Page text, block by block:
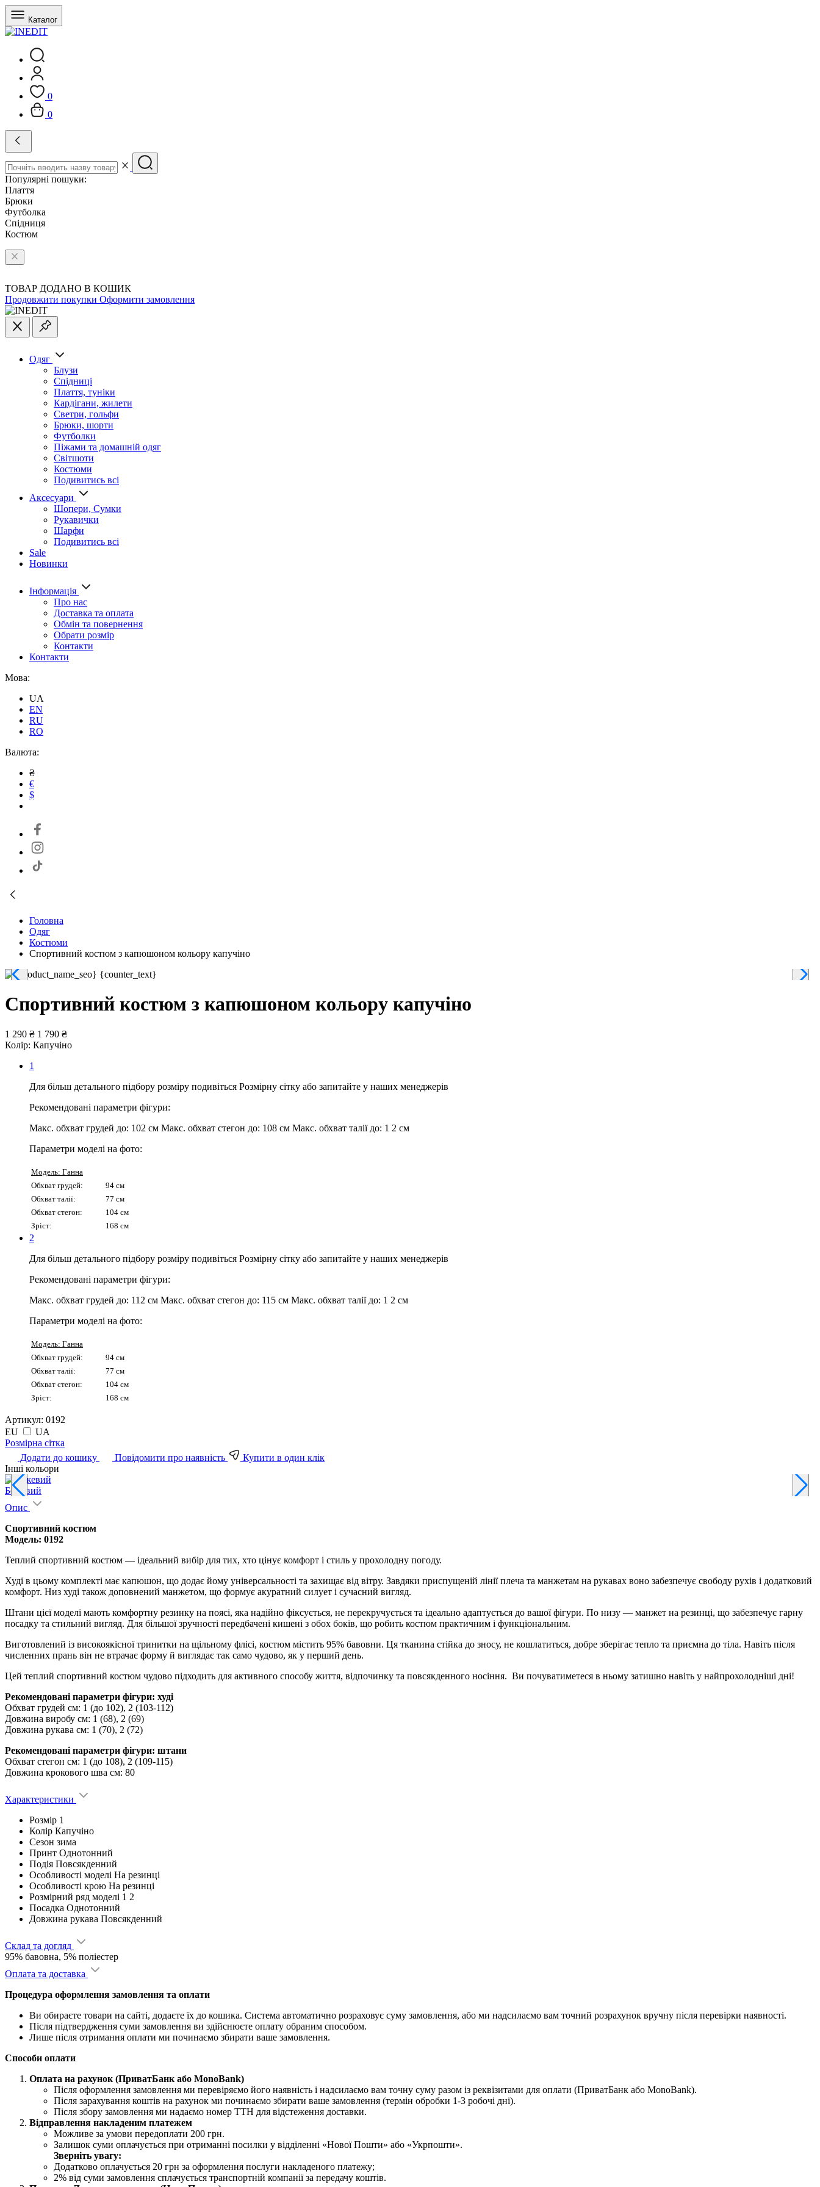
Каталог
0
0
Популярні пошуки:
Плаття
Брюки
Футболка
Спідниця
Костюм
ТОВАР ДОДАНО В КОШИК
Продовжити покупки Оформити замовлення
Одяг
Блузи
Спідниці
Плаття, туніки
Кардігани, жилети
Светри, гольфи
Брюки, шорти
Футболки
Піжами та домашній одяг
Світшоти
Костюми
Подивитись всі
Аксесуари
Шопери, Сумки
Рукавички
Шарфи
Подивитись всі
Sale
Новинки
Інформація
Про нас
Доставка та оплата
Обмін та повернення
Обрати розмір
Контакти
Контакти
Мова:
UA
EN
RU
RO
Валюта:
₴
€
$
Головна
Одяг
Костюми
Спортивний костюм з капюшоном кольору капучіно
Спортивний костюм з капюшоном кольору капучіно
1 290 ₴ 1 790 ₴
Колір: Капучіно
1
Для більш детального підбору розміру подивіться Розмірну сітку або запитайте у наших менеджерів
Рекомендовані параметри фігури:
Макс. обхват грудей до: 102 см Макс. обхват стегон до: 108 см Макс. обхват талії до: 1 2 см
Параметри моделі на фото:
Модель: Ганна
Обхват грудей:
94 см
Обхват талії:
77 см
Обхват стегон:
104 см
Зріст:
168 см
2
Для більш детального підбору розміру подивіться Розмірну сітку або запитайте у наших менеджерів
Рекомендовані параметри фігури:
Макс. обхват грудей до: 112 см Макс. обхват стегон до: 115 см Макс. обхват талії до: 1 2 см
Параметри моделі на фото:
Модель: Ганна
Обхват грудей:
94 см
Обхват талії:
77 см
Обхват стегон:
104 см
Зріст:
168 см
Артикул: 0192
EU
UA
Pозмірна сітка
Додати до кошику
Повідомити про наявність
Купити в один клік
Інші кольори
Бежевий
Опис
Спортивний костюм
Модель: 0192
Теплий спортивний костюм — ідеальний вибір для тих, хто цінує комфорт і стиль у прохолодну погоду.
Худі в цьому комплекті має капюшон, що додає йому універсальності та захищає від вітру. Завдяки приспущеній лінії плеча та манжетам на рукавах воно забезпечує свободу рухів і додатковий
комфорт. Низ худі також доповнений манжетом, що формує акуратний силует і сучасний вигляд.
Штани цієї моделі мають комфортну резинку на поясі, яка надійно фіксується, не перекручується та ідеально адаптується до вашої фігури. По низу — манжет на резинці, що забезпечує гарну
посадку та стильний вигляд. Для більшої зручності передбачені кишені з обох боків, що робить костюм практичним і функціональним.
Виготовлений із високоякісної тринитки на щільному флісі, костюм містить 95% бавовни. Ця тканина стійка до зносу, не кошлатиться, добре зберігає тепло та приємна до тіла. Навіть після
численних прань він не втрачає форму й виглядає так само чудово, як у перший день.
Цей теплий спортивний костюм чудово підходить для активного способу життя, відпочинку та повсякденного носіння. Ви почуватиметеся в ньому затишно навіть у найпрохолодніші дні!
Рекомендовані параметри фігури: худі
Обхват грудей см: 1 (до 102), 2 (103-112)
Довжина виробу см: 1 (68), 2 (69)
Довжина рукава см: 1 (70), 2 (72)
Рекомендовані параметри фігури: штани
Обхват стегон см: 1 (до 108), 2 (109-115)
Довжина крокового шва см: 80
Характеристики
Розмір 1
Колір Капучіно
Сезон зима
Принт Однотонний
Подія Повсякденний
Особливості моделі На резинці
Особливості крою На резинці
Розмірний ряд моделі 1 2
Посадка Однотонний
Довжина рукава Повсякденний
Склад та догляд
95% бавовна, 5% поліестер
Оплата та доставка
Процедура оформлення замовлення та оплати
Ви обираєте товари на сайті, додаєте їх до кошика. Система автоматично розраховує суму замовлення, або ми надсилаємо вам точний розрахунок вручну після перевірки наявності.
Після підтвердження суми замовлення ви здійснюєте оплату обраним способом.
Лише після отримання оплати ми починаємо збирати ваше замовлення.
Способи оплати
Оплата на рахунок (ПриватБанк або MonoBank)
Після оформлення замовлення ми перевіряємо його наявність і надсилаємо вам точну суму разом із реквізитами для оплати (ПриватБанк або MonoBank).
Після зарахування коштів на рахунок ми починаємо збирати ваше замовлення (термін обробки 1-3 робочі дні).
Після збору замовлення ми надаємо номер ТТН для відстеження доставки.
Відправлення накладеним платежем
Можливе за умови передоплати 200 грн.
Залишок суми оплачується при отриманні посилки у відділенні «Нової Пошти» або «Укрпошти».
Зверніть увагу:
Додатково оплачується 20 грн за оформлення послуги накладеного платежу;
2% від суми замовлення сплачується транспортній компанії за передачу коштів.